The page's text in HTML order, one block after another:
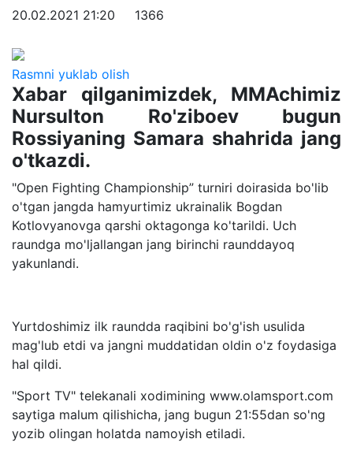
20.02.2021 21:20 1366
Rasmni yuklab olish
Xabar qilganimizdek, MMAchimiz
Nursulton Ro'ziboev bugun
Rossiyaning Samara shahrida jang
o'tkazdi.
"Open Fighting Championship” turniri doirasida bo'lib
o'tgan jangda hamyurtimiz ukrainalik Bogdan
Kotlovyanovga qarshi oktagonga ko'tarildi. Uch
raundga mo'ljallangan jang birinchi raunddayoq
yakunlandi.
Yurtdoshimiz ilk raundda raqibini bo'g'ish usulida
mag'lub etdi va jangni muddatidan oldin o'z foydasiga
hal qildi.
"Sport TV" telekanali xodimining www.olamsport.com
saytiga malum qilishicha, jang bugun 21:55dan so'ng
yozib olingan holatda namoyish etiladi.